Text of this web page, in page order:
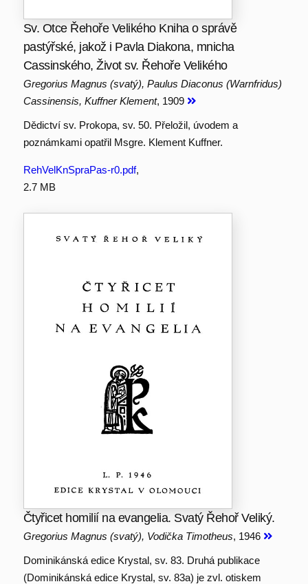
Sv. Otce Řehoře Velikého Kniha o správě
pastýřské, jakož i Pavla Diakona, mnicha
Cassinského, Život sv. Řehoře Velikého
Gregorius Magnus (svatý), Paulus Diaconus (Warnfridus)
Cassinensis, Kuffner Klement, 1909
Dědictví sv. Prokopa, sv. 50. Přeložil, úvodem a
poznámkami opatřil Msgre. Klement Kuffner.
RehVelKnSpraPas-r0.pdf,
2.7 MB
Čtyřicet homilií na evangelia. Svatý Řehoř Veliký.
Gregorius Magnus (svatý), Vodička Timotheus, 1946
Dominikánská edice Krystal, sv. 83. Druhá publikace
(Dominikánská edice Krystal, sv. 83a) je zvl. otiskem